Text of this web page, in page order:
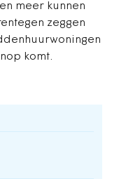
meer kunnen
zeggen
komt.